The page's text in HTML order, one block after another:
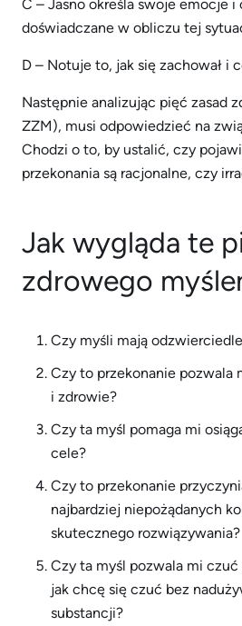
C – Jasno określa swoje emocje i
doświadczane w obliczu tej
D – Notuje to, jak się zachował i
Następnie analizując pięć zasad
ZZM), musi odpowiedzieć na
Chodzi o to, by ustalić, czy
przekonania są racjonalne, czy
Jak wygląda te
zdrowego
Czy myśli mają
Czy to przekonanie pozwala
i zdrowie?
Czy ta myśl pomaga mi
cele?
Czy to przekonanie
najbardziej niepożądanych
skutecznego rozwiązywania?
Czy ta myśl pozwala mi
jak chcę się czuć bez
substancji?